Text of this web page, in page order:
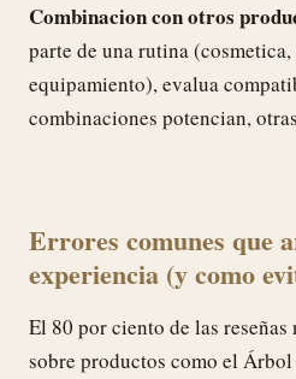
Combinacion con otros
parte de una rutina
equipamiento), evalua
combinaciones potencian,
Errores comunes que
experiencia (y como
El 80 por ciento de las
sobre productos como el Árbol